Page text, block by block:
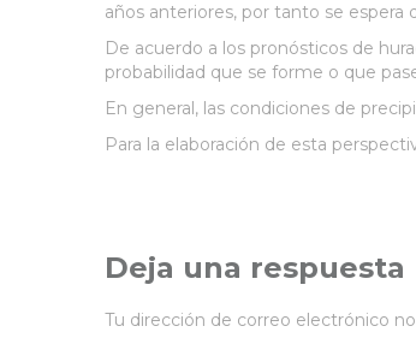
años anteriores, por tanto se espera
De acuerdo a los pronósticos de
probabilidad que se forme o que
En general, las condiciones de
Para la elaboración de esta
Deja una respuesta
Tu dirección de correo electrónico